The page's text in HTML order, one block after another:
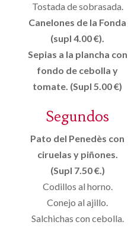
Tostada de sobrasada.
Canelones de la Fonda
(supl 4.00 €).
Sepias a la plancha con
fondo de cebolla y
tomate. (Supl 5.00 €)
Segundos
Pato del Penedès con
ciruelas y piñones.
(Supl 7.50 €.)
Codillos al horno.
Conejo al ajillo.
Salchichas con cebolla.